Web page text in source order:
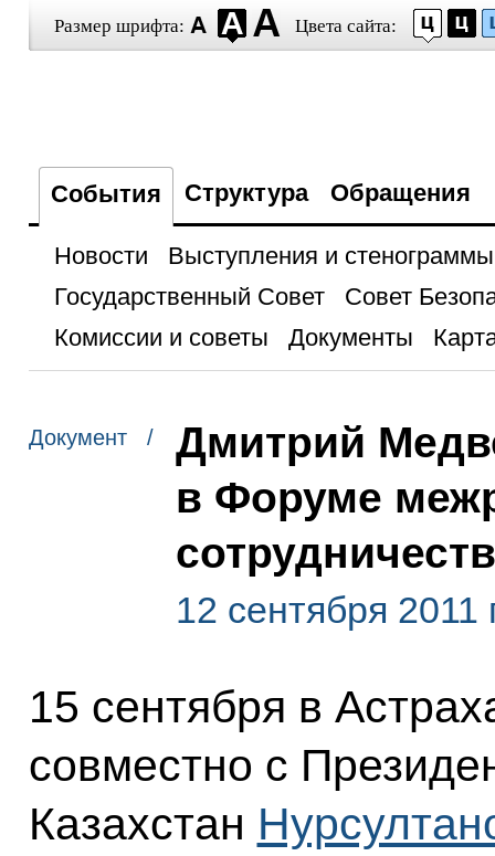
Размер шрифта: Цвета сайта:
События Структура Обращения
Новости
Выступления и стенограммы
Государственный Совет
Совет
Комиссии и советы
Документы
Документ /
Дмитрий
в Форуме
12 сентября 2011
15 сентября в
совместно с
Казахстан